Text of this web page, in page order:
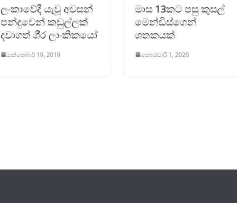
ලංකාවේදී යැවූ අවසන්
පන්දුවෙන් කඩුල්ලක්
දවාගත් ශී‍්‍ර ලාංකිකයෝ
ඔක්තෝබර් 19, 2019
මාස 13කට පසු කුසල්
මෙන්ඩිස්ගෙන්
ශතකයක්
පෙබරවාරි 1, 2020